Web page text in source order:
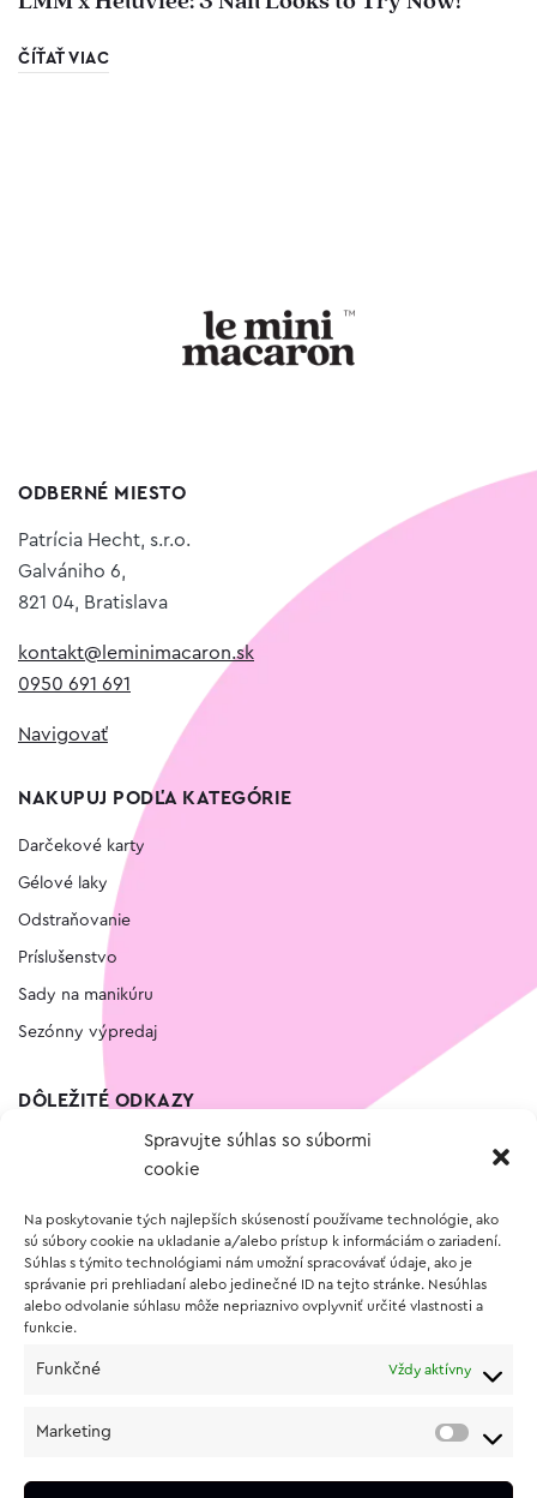
Spravujte súhlas so súbormi
cookie
Na poskytovanie tých najlepších skúseností používame technológie, ako
sú súbory cookie na ukladanie a/alebo prístup k informáciám o zariadení.
Súhlas s týmito technológiami nám umožní spracovávať údaje, ako je
správanie pri prehliadaní alebo jedinečné ID na tejto stránke. Nesúhlas
alebo odvolanie súhlasu môže nepriaznivo ovplyvniť určité vlastnosti a
funkcie.
Funkčné Vždy aktívny
Marketing
ČÍŤAŤ VIAC
ODBERNÉ MIESTO
Patrícia Hecht, s.r.o.
Galvániho 6,
821 04, Bratislava
kontakt@leminimacaron.sk
0950 691 691
Navigovať
NAKUPUJ PODĽA KATEGÓRIE
Darčekové karty
Gélové laky
Odstraňovanie
Príslušenstvo
Sady na manikúru
Sezónny výpredaj
DÔLEŽITÉ ODKAZY
Vernostný program
O NÁKUPE
Vrátenie a reklamácia tovaru